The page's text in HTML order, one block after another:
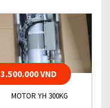
3.500.000 VND
MOTOR YH 300KG